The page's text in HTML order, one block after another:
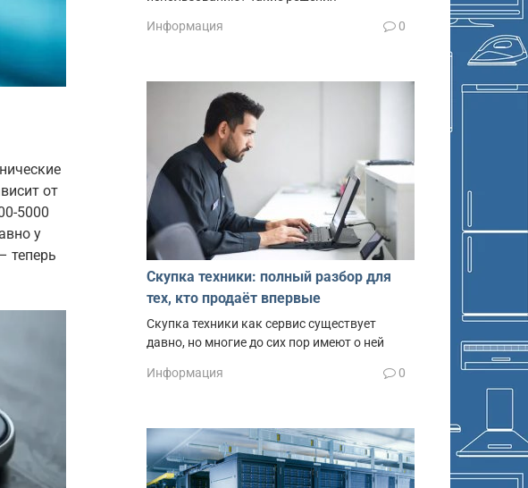
от
5000
у
теперь
Информация 0
Скупка техники: полный разбор для
тех, кто продаёт впервые
Скупка техники как сервис существует
давно, но многие до сих пор имеют о ней
Информация 0